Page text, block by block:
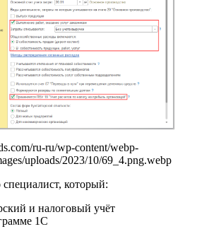
который:
и налоговый учёт
1С